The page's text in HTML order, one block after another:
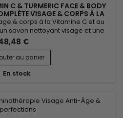
C & TURMERIC FACE & BODY
VISAGE & CORPS À LA
ET AU CURCUMA
& corps à la Vitamine C et au
savon nettoyant visage et une
hydrater et révéler l'éclat naturel
en Vitamine C, Curcuma et
aide à préserver l'hydratation,
du teint et laisser la...
€
au panier
En stock